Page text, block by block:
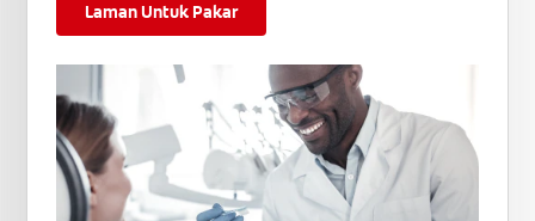
Laman Untuk Pakar